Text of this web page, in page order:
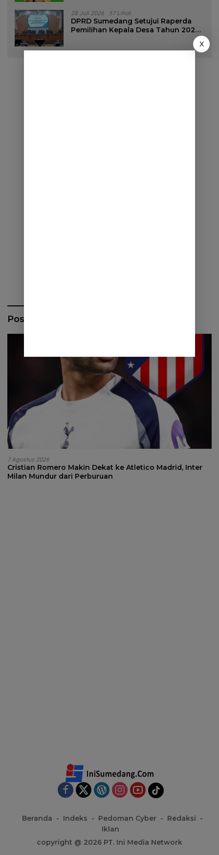
28 Juli 2026 57 Lihat
DPRD Sumedang Setujui Raperda
Pemilihan Kepala Desa Tahun 2026
Pos Terbaru
7 Agustus 2026
Cristian Romero Makin Dekat ke Atletico Madrid, Inter
Milan Mundur dari Perburuan
Beranda Indeks Pedoman Cyber
Redaksi
Iklan
copyright @ 2026 PT. Ini Media Network
X